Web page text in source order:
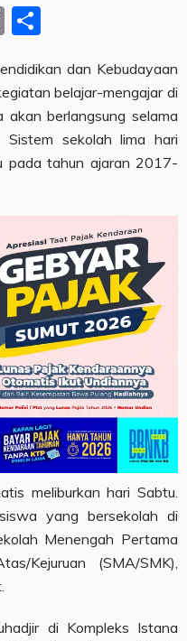
Email
dan Kebudayaan
belajar-mengajar di
berlangsung selama
Sistem sekolah lima hari
pada tahun ajaran 2017-
meliburkan hari Sabtu.
yang bersekolah di
Menengah Pertama
Kejuruan (SMA/SMK),
di Kompleks Istana